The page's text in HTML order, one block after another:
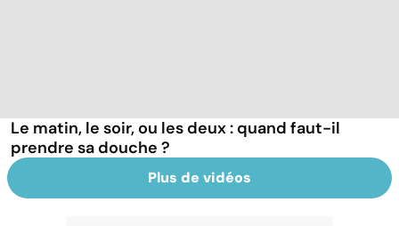
Le matin, le soir, ou les deux : quand faut-il
prendre sa douche ?
Plus de vidéos